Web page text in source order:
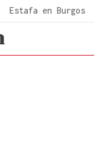
Estafa en Burgos